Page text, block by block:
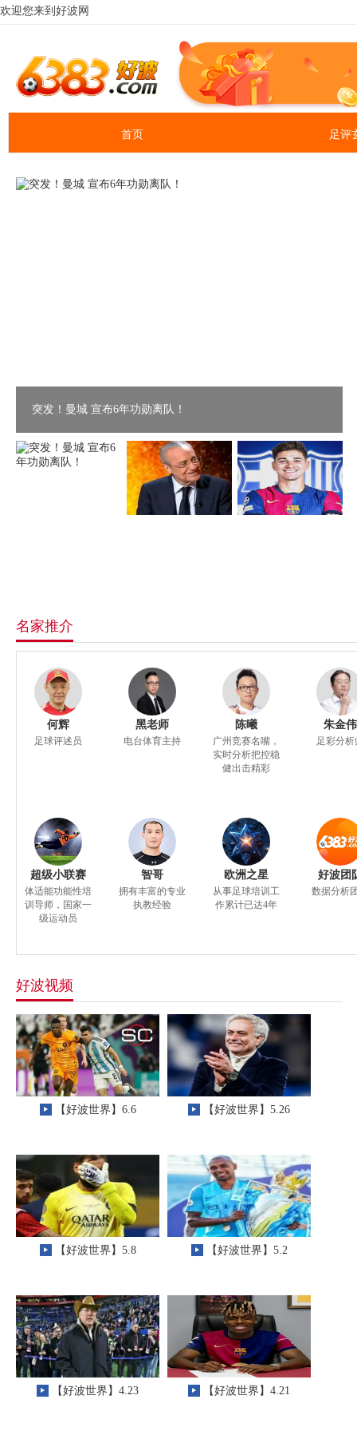
欢迎您来到好波网
首页 足评
突发！曼城 宣布6年功勋离队！
名家推介
何辉
足球评述员
黑老师
电台体育主持
陈曦
广州竞赛名嘴，
实时分析把控稳
健出击精彩
朱金伟
足彩分析
超级小联赛
体适能功能性培
训导师，国家一
级运动员
智哥
拥有丰富的专业
执教经验
欧洲之星
从事足球培训工
作累计已达4年
好波团
数据分析
好波视频
【好波世界】6.6 【好波世界】5.26
【好波世界】5.8 【好波世界】5.2
【好波世界】4.23 【好波世界】4.21